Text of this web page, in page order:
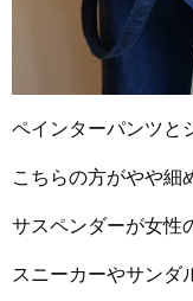
ペインターパンツと
こちらの方がやや細
サスペンダーが女性
スニーカーやサンダ